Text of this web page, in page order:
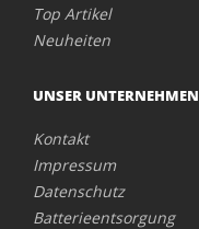
Top Artikel
Neuheiten
UNSER UNTERNEHMEN
Kontakt
Impressum
Datenschutz
Batterieentsorgung